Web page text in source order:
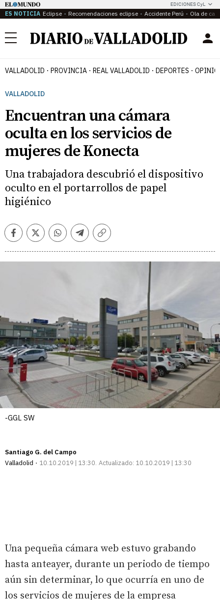
EDICIONES CyL
ES NOTICIA Eclipse Recomendaciones eclipse Accidente Perú Ola de
Menú
VALLADOLID PROVINCIA REAL VALLADOLID DEPORTES
VALLADOLID
Encuentran una cámara
oculta en los servicios de
mujeres de Konecta
Una trabajadora descubrió el dispositivo
oculto en el portarrollos de papel
higiénico
FacebookTwitterWhatsappTelegramCopiar
-GGL SW
Santiago G. del Campo
Valladolid
10.10.2019 | 13:30 Actualizado: 10.10.2019 | 13:30
Una pequeña cámara web estuvo grabando
hasta anteayer, durante un periodo de tiempo
aún sin determinar, lo que ocurría en uno de
los servicios de mujeres de la empresa